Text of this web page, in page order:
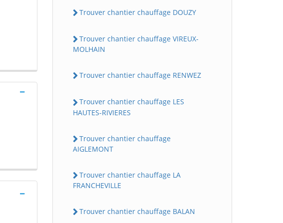
Trouver chantier chauffage DOUZY
Trouver chantier chauffage VIREUX-
MOLHAIN
Trouver chantier chauffage RENWEZ
Trouver chantier chauffage LES
HAUTES-RIVIERES
Trouver chantier chauffage
AIGLEMONT
Trouver chantier chauffage LA
FRANCHEVILLE
Trouver chantier chauffage BALAN